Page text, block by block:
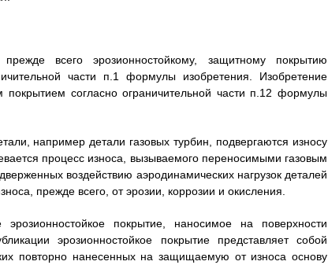
всего эрозионностойкому, защитному покрытию
части п.1 формулы изобретения. Изобретение
согласно ограничительной части п.12 формулы
например детали газовых турбин, подвергаются износу
процесс износа, вызываемого переносимыми газовым
воздействию аэродинамических нагрузок деталей
прежде всего, от эрозии, коррозии и окисления.
покрытие, наносимое на поверхности
эрозионностойкое покрытие представляет собой
повторно нанесенных на защищаемую от износа основу